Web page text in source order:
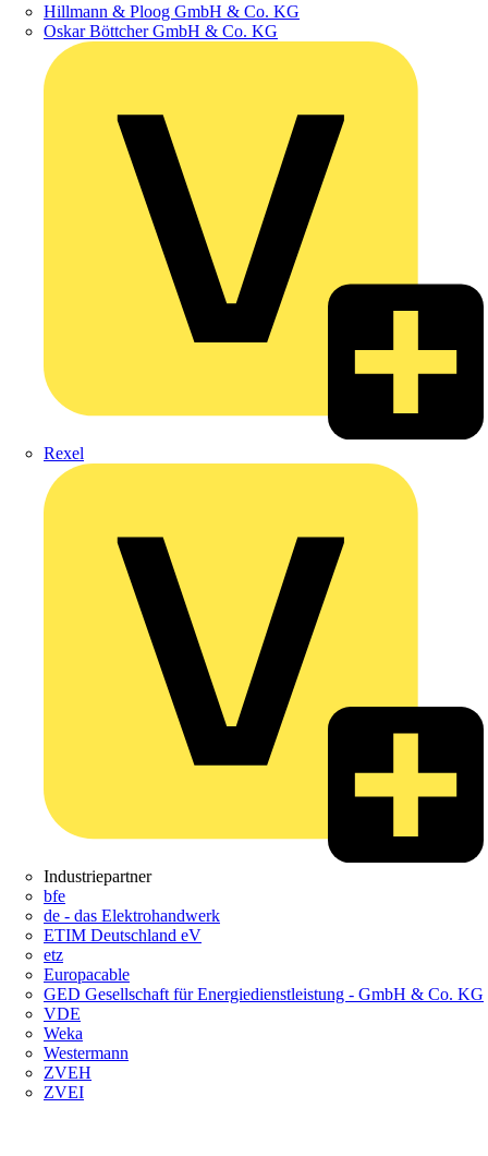
Hillmann & Ploog GmbH & Co. KG
Oskar Böttcher GmbH & Co. KG
Rexel
Industriepartner
bfe
de - das Elektrohandwerk
ETIM Deutschland eV
etz
Europacable
GED Gesellschaft für Energiedienstleistung - GmbH & Co. KG
VDE
Weka
Westermann
ZVEH
ZVEI